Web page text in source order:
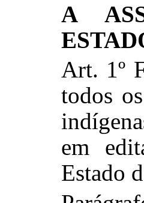
A
Art. 1º
todos
em
Estado